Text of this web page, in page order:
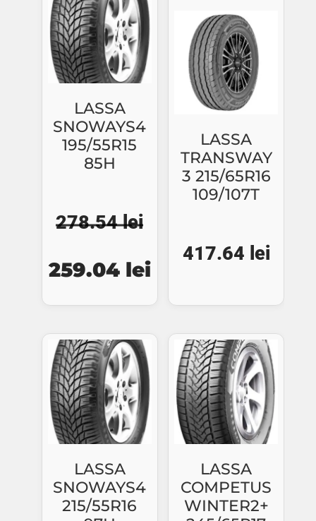
566.47 lei.
LASSA
SNOWAYS4
195/55R15
85H
278.54lei
inițial
a
fost:
278.54 lei.
259.04 lei
Prețul
curent
este:
259.04 lei.
LASSA
TRANSWAY
3 215/65R16
109/107T
417.64 lei
LASSA
SNOWAYS4
215/55R16
LASSA
COMPETUS
WINTER2+